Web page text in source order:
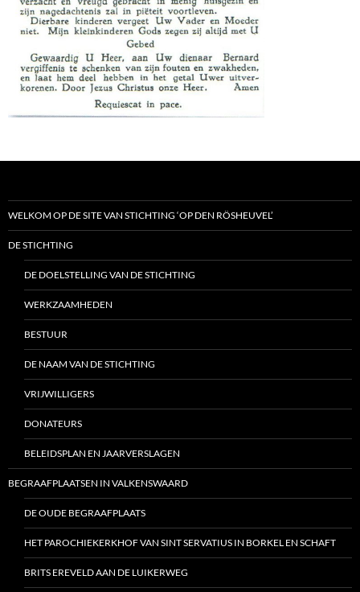
WELKOM OP DE SITE VAN STICHTING ‘OP DEN RÖSHEUVEL’
DE STICHTING
DE DOELSTELLING VAN DE STICHTING
WERKZAAMHEDEN
BESTUUR
DE NAAM VAN DE STICHTING
VRIJWILLIGERS
DONATEURS
BELEIDSPLAN EN JAARVERSLAGEN
BEGRAAFPLAATSEN IN VALKENSWAARD
DE OUDE BEGRAAFPLAATS
HET PAROCHIEKERKHOF VAN SINT SERVATIUS IN BORKEL EN SCHAFT
BRITS EREVELD AAN DE LUIKERWEG